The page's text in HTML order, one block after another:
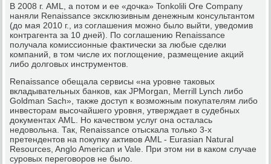
В 2008 г. AML, а потом и ее «дочка» Tonkolili Ore Company
наняли Renaissance эксклюзивным денежным консультантом
(до мая 2010 г., из соглашения можно было выйти, уведомив
контрагента за 10 дней). По соглашению Renaissance
получала комиссионные фактически за любые сделки
компаний, в том числе их поглощение, размещение акций
либо долговых инструментов.
Renaissance обещала сервисы «на уровне таковых
вкладывательных банков, как JPMorgan, Merrill Lynch либо
Goldman Sach», также доступ к возможным покупателям либо
инвесторам высочайшего уровня, утверждает в судебных
документах AML. Но качеством услуг она осталась
недовольна. Так, Renaissance отыскала только 3-х
претендентов на покупку активов AML - Eurasian Natural
Resources, Anglo American и Vale. При этом ни в каком случае
суровых переговоров не было.